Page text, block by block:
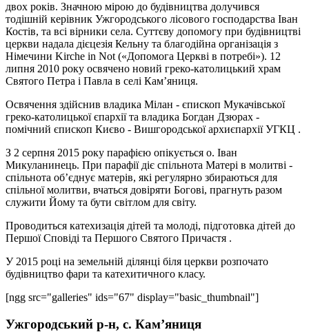
двох років. Значною мірою до будівництва долучився
тодішній керівник Ужгородського лісового господарства Іван
Костів, та всі вірники села. Суттєву допомогу при будівництві
церкви надала дієцезія Кельну та благодійна організація з
Німечини Kirche in Not («Допомога Церкві в потребі»). 12
липня 2010 року освячено новий греко-католицький храм
Святого Петра і Павла в селі Кам’яниця.
Освячення здійснив владика Мілан - єпископ Мукачівської
греко-католицької єпархії та владика Богдан Дзюрах -
помічний єпископ Києво - Вишгородської архиєпархії УГКЦ .
З 2 серпня 2015 року парафією опікується о. Іван
Микуланинець. При парафії діє спільнота Матері в молитві -
спільнота об’єднує матерів, які регулярно збираються для
спільної молитви, вчаться довіряти Богові, прагнуть разом
служити Йому та бути світлом для світу.
Проводиться катехизація дітей та молоді, підготовка дітей до
Першої Сповіді та Першого Святого Причастя .
У 2015 році на земельній ділянці біля церкви розпочато
будівництво фари та катехитичного класу.
[ngg src="galleries" ids="67" display="basic_thumbnail"]
Ужгородський р-н, с. Кам’яниця